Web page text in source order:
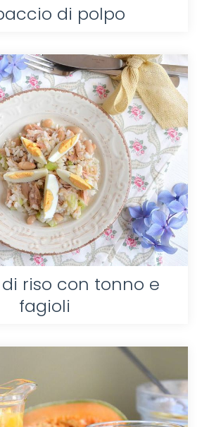
di polpo
riso con tonno e
fagioli